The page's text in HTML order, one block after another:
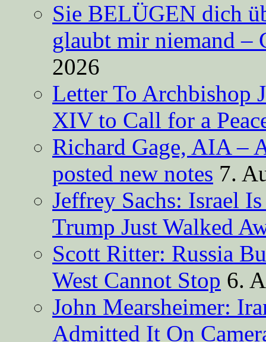
Sie BELÜGEN dich
glaubt mir niemand –
2026
Letter To Archbishop
XIV to Call for a
Richard Gage, AIA –
posted new notes 7.
Jeffrey Sachs: Israel
Trump Just Walked
Scott Ritter: Russia
West Cannot Stop 6.
John Mearsheimer:
Admitted It On